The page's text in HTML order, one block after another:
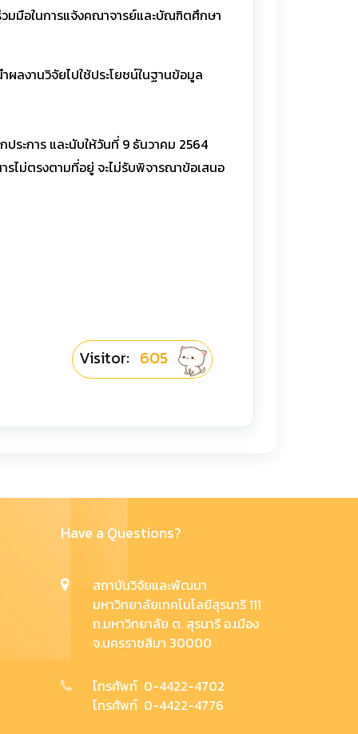
มือในการแจ้งคณาจารย์และบัณฑิตศึกษา
งานวิจัยไปใช้ประโยชน์ในฐานข้อมูล
ระการ และนับให้วันที่ 9 ธันวาคม 2564
รไม่ตรงตามที่อยู่ จะไม่รับพิจารณาข้อเสนอ
Visitor: 605
Have a Questions?
สถาบันวิจัยและพัฒนา
มหาวิทยาลัยเทคโนโลยีสุรนารี 111
ถ.มหาวิทยาลัย ต. สุรนารี อ.เมือง
จ.นครราชสีมา 30000
โทรศัพท์ 0-4422-4702
โทรศัพท์ 0-4422-4776